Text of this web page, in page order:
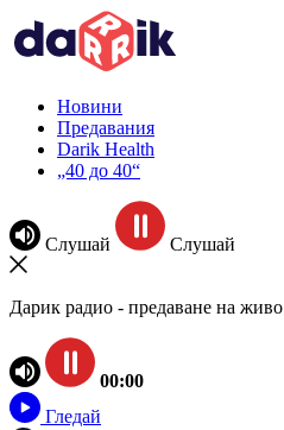
Новини
Предавания
Darik Health
„40 до 40“
Слушай Слушай
Дарик радио - предаване на
00:00
Гледай